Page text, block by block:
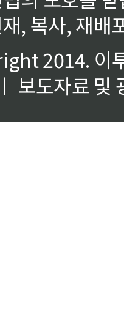
, 복사, 재배
2014. 이
보도자료